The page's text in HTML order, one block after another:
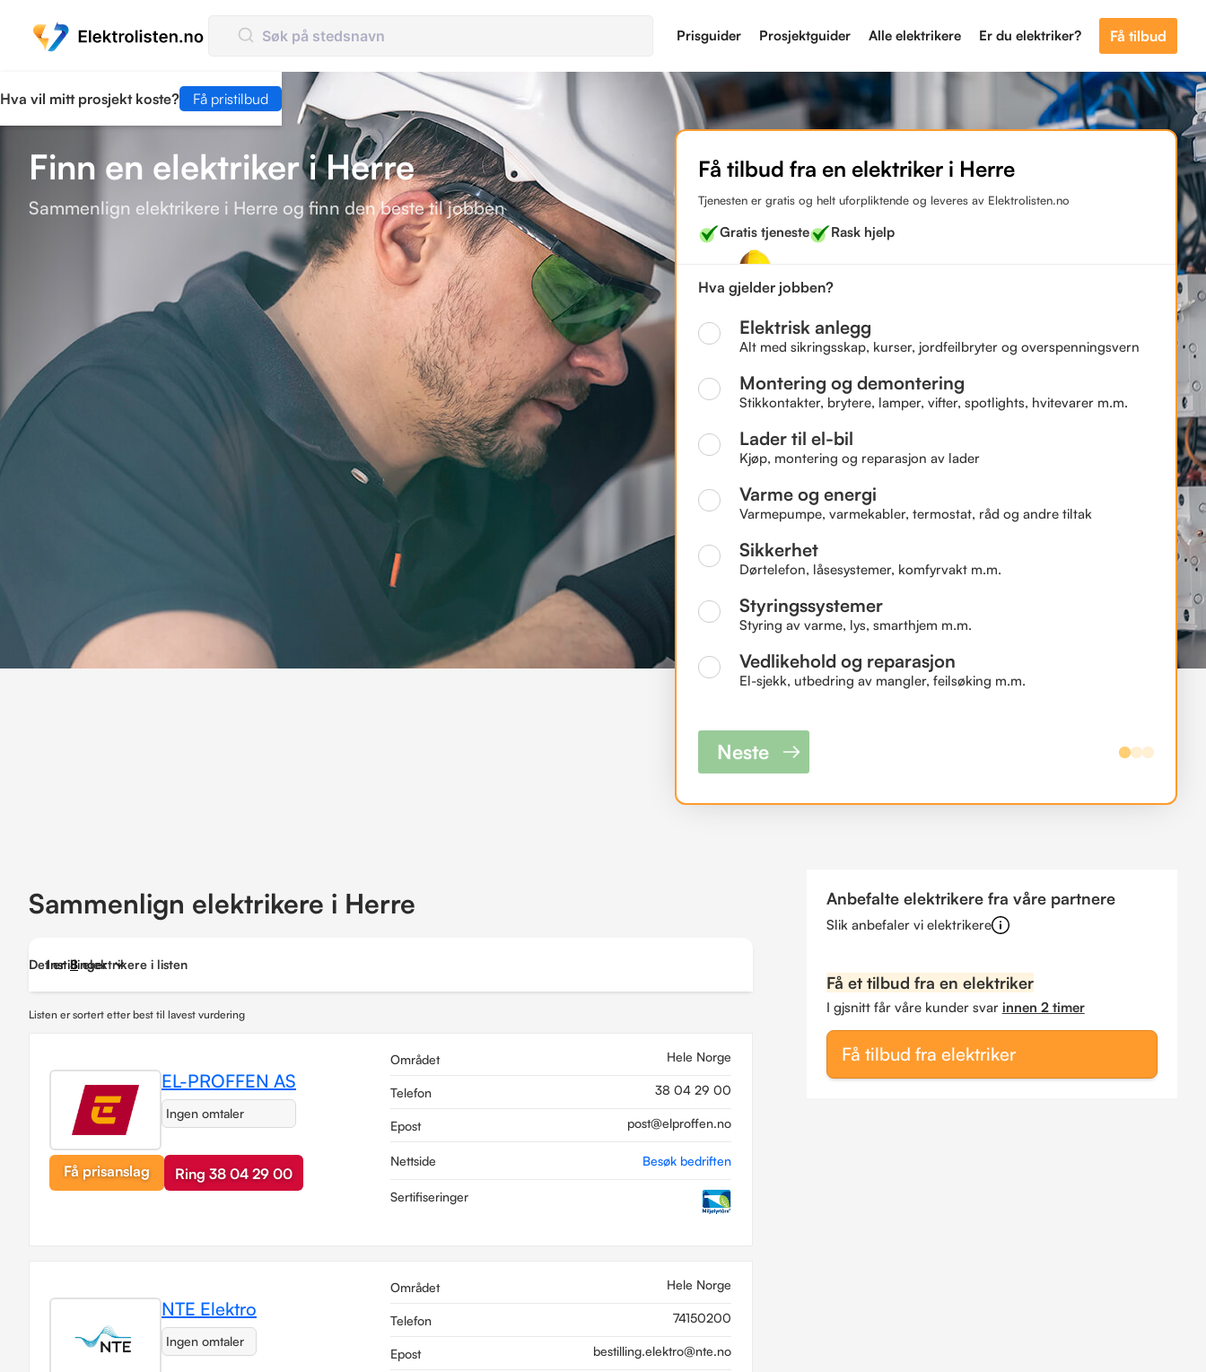
Prisguider Prosjektguider Alle elektrikere Er du elektriker? Få tilbud
Hva vil mitt prosjekt koste? Få pristilbud
Finn en elektriker i Herre
Sammenlign elektrikere i Herre og finn den beste til jobben
Få tilbud fra en elektriker i Herre
Tjenesten er gratis og helt uforpliktende og leveres av Elektrolisten.no
Gratis tjeneste Rask hjelp
Hva gjelder jobben?
Elektrisk anlegg
Alt med sikringsskap, kurser, jordfeilbryter og overspenningsvern
Montering og demontering
Stikkontakter, brytere, lamper, vifter, spotlights, hvitevarer m.m.
Lader til el-bil
Kjøp, montering og reparasjon av lader
Varme og energi
Varmepumpe, varmekabler, termostat, råd og andre tiltak
Sikkerhet
Dørtelefon, låsesystemer, komfyrvakt m.m.
Styringssystemer
Styring av varme, lys, smarthjem m.m.
Vedlikehold og reparasjon
El-sjekk, utbedring av mangler, feilsøking m.m.
Neste
Sammenlign elektrikere i Herre
Det er 8 elektrikere i listen
Instillinger
Listen er sortert etter best til lavest vurdering
EL-PROFFEN AS
Ingen omtaler
Få prisanslag Ring 38 04 29 00
Området Hele Norge
Telefon 38 04 29 00
Epost post@elproffen.no
Nettside Besøk bedriften
Sertifiseringer
NTE Elektro
Ingen omtaler
Området Hele Norge
Telefon 74150200
Epost bestilling.elektro@nte.no
Anbefalte elektrikere fra våre partnere
Slik anbefaler vi elektrikere
Få et tilbud fra en elektriker
I gjsnitt får våre kunder svar innen 2 timer
Få tilbud fra elektriker